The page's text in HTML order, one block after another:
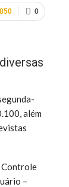
0
850
além
Controle
–